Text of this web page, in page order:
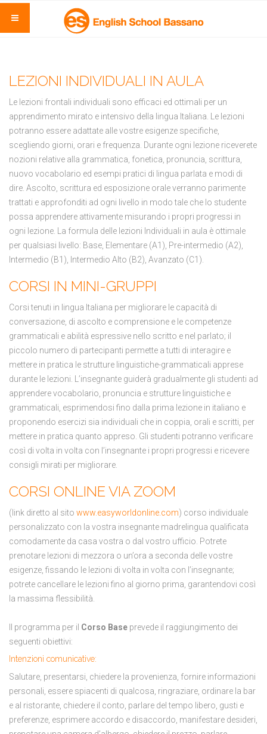
LEZIONI INDIVIDUALI IN AULA
Le lezioni frontali individuali sono efficaci ed ottimali per un
apprendimento mirato e intensivo della lingua Italiana. Le lezioni
potranno essere adattate alle vostre esigenze specifiche,
scegliendo giorni, orari e frequenza. Durante ogni lezione riceverete
nozioni relative alla grammatica, fonetica, pronuncia, scrittura,
nuovo vocabolario ed esempi pratici di lingua parlata e modi di
dire. Ascolto, scrittura ed esposizione orale verranno parimente
trattati e approfonditi ad ogni livello in modo tale che lo studente
possa apprendere attivamente misurando i propri progressi in
ogni lezione. La formula delle lezioni Individuali in aula è ottimale
per qualsiasi livello: Base, Elementare (A1), Pre-intermedio (A2),
Intermedio (B1), Intermedio Alto (B2), Avanzato (C1).
CORSI IN MINI-GRUPPI
Corsi tenuti in lingua Italiana per migliorare le capacità di
conversazione, di ascolto e comprensione e le competenze
grammaticali e abilità espressive nello scritto e nel parlato; il
piccolo numero di partecipanti permette a tutti di interagire e
mettere in pratica le strutture linguistiche-grammaticali apprese
durante le lezioni. L’insegnante guiderà gradualmente gli studenti ad
apprendere vocabolario, pronuncia e strutture linguistiche e
grammaticali, esprimendosi fino dalla prima lezione in italiano e
proponendo esercizi sia individuali che in coppia, orali e scritti, per
mettere in pratica quanto appreso. Gli studenti potranno verificare
così di volta in volta con l’insegnante i propri progressi e ricevere
consigli mirati per migliorare.
CORSI ONLINE VIA ZOOM
(link diretto al sito www.easyworldonline.com) corso individuale
personalizzato con la vostra insegnante madrelingua qualificata
comodamente da casa vostra o dal vostro ufficio. Potrete
prenotare lezioni di mezzora o un’ora a seconda delle vostre
esigenze, fissando le lezioni di volta in volta con l’insegnante;
potrete cancellare le lezioni fino al giorno prima, garantendovi così
la massima flessibilità.
Il programma per il Corso Base prevede il raggiungimento dei
seguenti obiettivi:
Intenzioni comunicative:
Salutare, presentarsi, chiedere la provenienza, fornire informazioni
personali, essere spiacenti di qualcosa, ringraziare, ordinare la bar
e al ristorante, chiedere il conto, parlare del tempo libero, gusti e
preferenze, esprimere accordo e disaccordo, manifestare desideri,